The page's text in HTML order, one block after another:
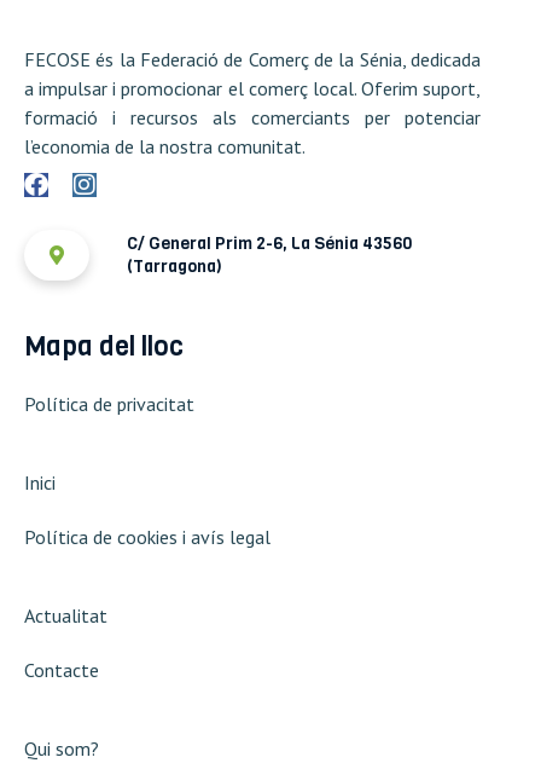
FECOSE és la Federació de Comerç de la Sénia, dedicada
a impulsar i promocionar el comerç local. Oferim suport,
formació i recursos als comerciants per potenciar
l’economia de la nostra comunitat.
C/ General Prim 2-6, La Sénia 43560
(Tarragona)
Mapa del lloc
Política de privacitat
Inici
Política de cookies i avís legal
Actualitat
Contacte
Qui som?